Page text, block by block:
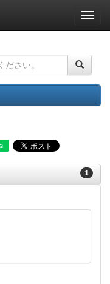
ナ
ビ
ー
ョ
ン
1